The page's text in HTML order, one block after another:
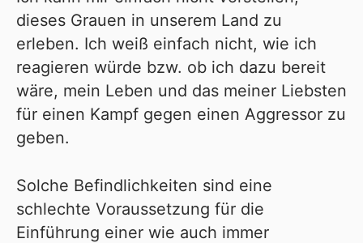
dieses Grauen in unserem Land zu
erleben. Ich weiß einfach nicht, wie ich
reagieren würde bzw. ob ich dazu bereit
wäre, mein Leben und das meiner Liebsten
für einen Kampf gegen einen Aggressor zu
geben.
Solche Befindlichkeiten sind eine
schlechte Voraussetzung für die
Einführung einer wie auch immer